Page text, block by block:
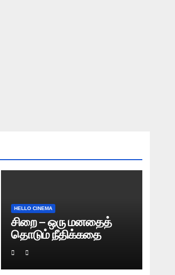
HELLO CINEMA
சிறை – ஒரு மனதைத்
தொடும் நீதிக்கதை